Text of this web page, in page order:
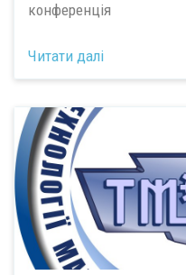
конференція
Читати далі